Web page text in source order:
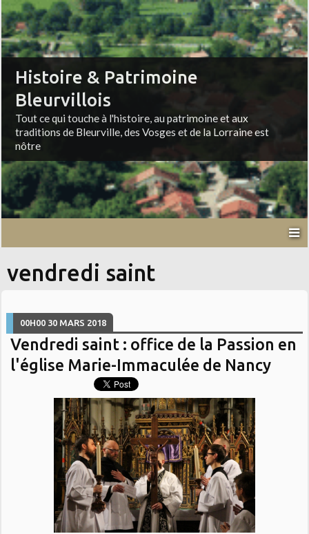
Histoire & Patrimoine
Bleurvillois
Tout ce qui touche à l'histoire, au patrimoine et aux
traditions de Bleurville, des Vosges et de la Lorraine est
nôtre
vendredi saint
00H00 30 MARS 2018
Vendredi saint : office de la Passion en
l'église Marie-Immaculée de Nancy